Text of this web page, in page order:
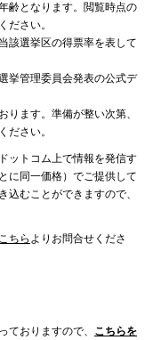
齢となります。閲覧時点の
ださい。
該選挙区の得票率を表して
挙管理委員会発表の公式デ
ます。準備が整い次第、
ださい。
ットコム上で情報を発信す
に同一価格）でご提供して
込むことができますので、
こちら よりお問合せくださ
おりますので、 こちらを